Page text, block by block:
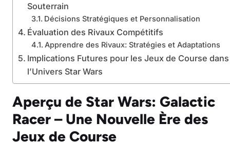
Souterrain
Décisions Stratégiques et Personnalisation
Évaluation des Rivaux Compétitifs
Apprendre des Rivaux: Stratégies et Adaptations
Implications Futures pour les Jeux de Course dans
l’Univers Star Wars
Aperçu de Star Wars: Galactic
Racer – Une Nouvelle Ère des
Jeux de Course